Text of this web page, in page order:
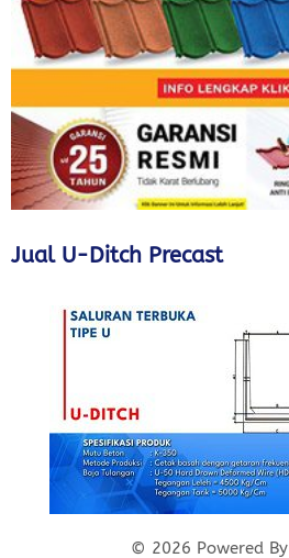
Jual U-Ditch Precast
© 2026 Powered By